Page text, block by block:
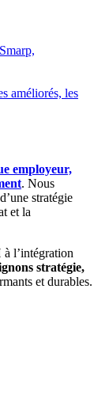
améliorés, les
employeur,
. Nous
stratégie
et la
l’intégration
stratégie,
et durables.